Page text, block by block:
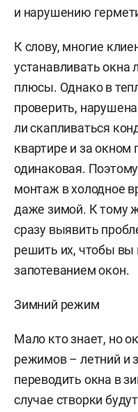
и нарушению
К слову, многие
устанавливать окна
плюсы. Однако в
проверить,
ли скапливаться
квартире и за окном
одинаковая.
монтаж в холодное
даже зимой. К тому
сразу выявить
решить их, чтобы вы
запотеванием окон.
Зимний режим
Мало кто знает, но
режимов – летний и
переводить окна в
случае створки